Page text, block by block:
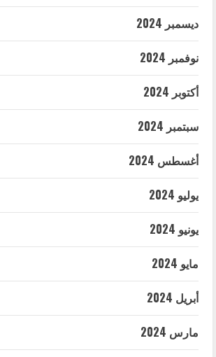
ديسمبر 2024
نوفمبر 2024
أكتوبر 2024
سبتمبر 2024
أغسطس 2024
يوليو 2024
يونيو 2024
مايو 2024
أبريل 2024
مارس 2024